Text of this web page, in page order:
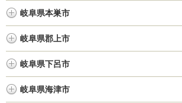
岐阜県本巣市
岐阜県郡上市
岐阜県下呂市
岐阜県海津市